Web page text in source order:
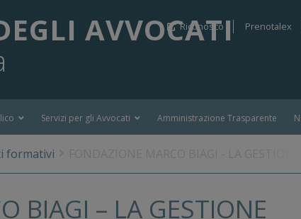
AVVOCATI
Riconosco Prenotalex
Servizi per gli Avvocati Amministrazione Trasparente
formativi
BIAGI – LA GESTIONE